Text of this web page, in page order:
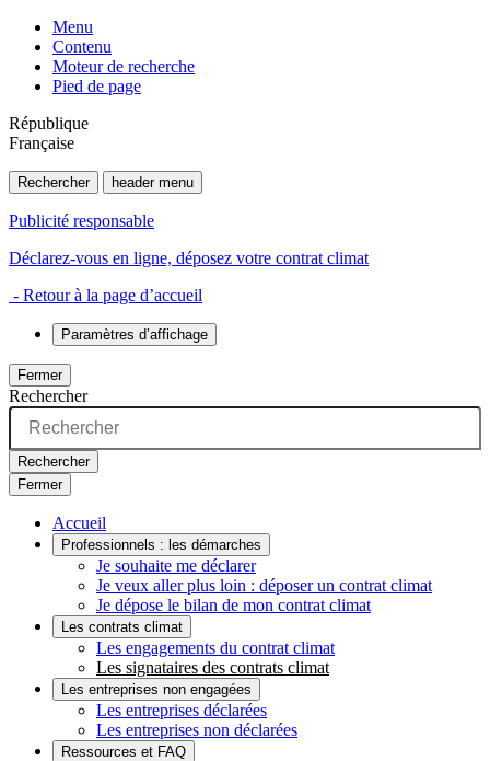
Menu
Contenu
Moteur de recherche
Pied de page
République
Française
Rechercher header menu
Publicité responsable
Déclarez-vous en ligne, déposez votre contrat climat
- Retour à la page d’accueil
Paramètres d’affichage
Fermer
Rechercher
Rechercher
Fermer
Accueil
Professionnels : les démarches
Je souhaite me déclarer
Je veux aller plus loin : déposer un contrat climat
Je dépose le bilan de mon contrat climat
Les contrats climat
Les engagements du contrat climat
Les signataires des contrats climat
Les entreprises non engagées
Les entreprises déclarées
Les entreprises non déclarées
Ressources et FAQ